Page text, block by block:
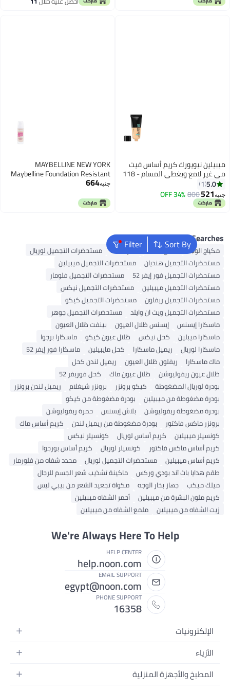
اغسطس
نيويورك كريم أساس فيت
مي غير لامع ويغطي المسام - 118
800
34% OFF
MAYBELLINE NEW YORK
Maybelline Foundation Resistant
Superstay 24 Hour, Micro Flex, SPF
Sort By
Filter Popular
ملمع شفاه أحمر شفاه
مستحضرات التجميل لوريال
التجميل هنديان
مستحضرات التجميل ميبيلين
التجميل فور إيفر 52
مستحضرات التجميل فلومار
التجميل ميبيلين
مستحضرات التجميل نيكس
التجميل ريفلون
مستحضرات التجميل كيكو
التجميل ويت ان وايلد
مستحضرات التجميل جوهر
إيسنس
إيسنس ظلال العيون
بينفت ظلال العيون
ميبلين
كحل نيكس ظلال عيون كيكو
ماسكارا برجوا
لوريال
ريميل ماسكارا كحل مايبيلين
ماسكارا فور إيفر 52
ريفلون ظلال العيون
ريميل لندن كحل
ريفوليوشن
ظلال عيون ماك
كحل فوريفر 52
المضغوطة
كيكو برونزر برونزر شيغلام
ريميل لندن برونزر
مضغوطة من ميبيلين
بودرة مضغوطة من كيكو
مضغوطة ريفوليوشن
بلاش إيسنس
حمرة ريفوليوشن
ماكس فاكتور
بودرة مضغوطة من ريميل لندن
كريم أساس ماك
ميبيلين
كريم أساس لوريال
كونسيلر نيكس
ماكس فاكتور
كونسيلر لوريال
كريم أساس بورجوا
ميبيلين
مستحضرات التجميل لوريال
محدد شفاه من فلورمار
باث آند بودي وركس
ماكينة تشذيب شعر الجسم للرجال
جهاز بخار الوجه
مكواة تجعيد الشعر من بيبي ليس
البشرة من ميبيلين
أحمر الشفاه ميبيلين
من ميبيلين
ملمع الشفاه من ميبيلين
We're Always Here To Help
HELP CENTER
help.noon.com
EMAIL SUPPORT
egypt@noon.com
PHONE SUPPORT
16358
المتحركة
الكمبيوتر المحمولة
نسائية
والأجهزة المنزلية